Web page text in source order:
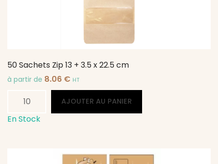
50 Sachets Zip 13 + 3.5 x 22.5 cm
à partir de 8.06 € HT
50
AJOUTER AU PANIER
Alternative:
En Stock